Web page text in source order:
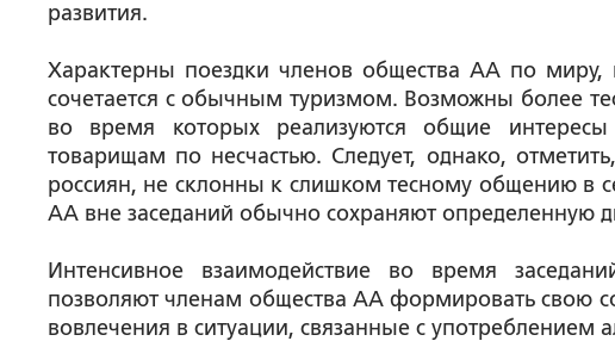
развития.
Характерны поездки членов общества АА по миру,
сочетается с обычным туризмом. Возможны более
во время которых реализуются общие
товарищам по несчастью. Следует, однако,
россиян, не склонны к слишком тесному общению в
АА вне заседаний обычно сохраняют определенную
Интенсивное взаимодействие во время
позволяют членам общества АА формировать свою
вовлечения в ситуации, связанные с употреблением